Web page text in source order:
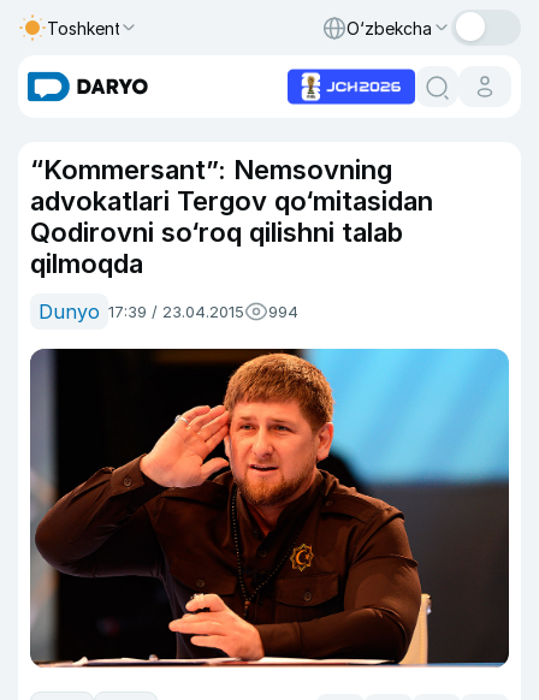
Toshkent O‘zbekcha
“Kommersant”: Nemsovning
advokatlari Tergov qo‘mitasidan
Qodirovni so‘roq qilishni talab
qilmoqda
Dunyo 17:39 / 23.04.2015 994